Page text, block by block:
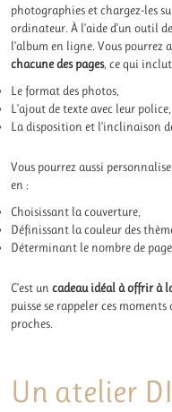
photographies et chargez-les
ordinateur. À l’aide d’un outil
l’album en ligne. Vous pourrez
chacune des pages, ce qui
Le format des photos,
L’ajout de texte avec leur
La disposition et l’inclinaison
Vous pourrez aussi
en :
Choisissant la couverture,
Définissant la couleur des
Déterminant le nombre de
C’est uncadeau idéal à offrir à
puisse se rappeler ces
proches.
Un atelier